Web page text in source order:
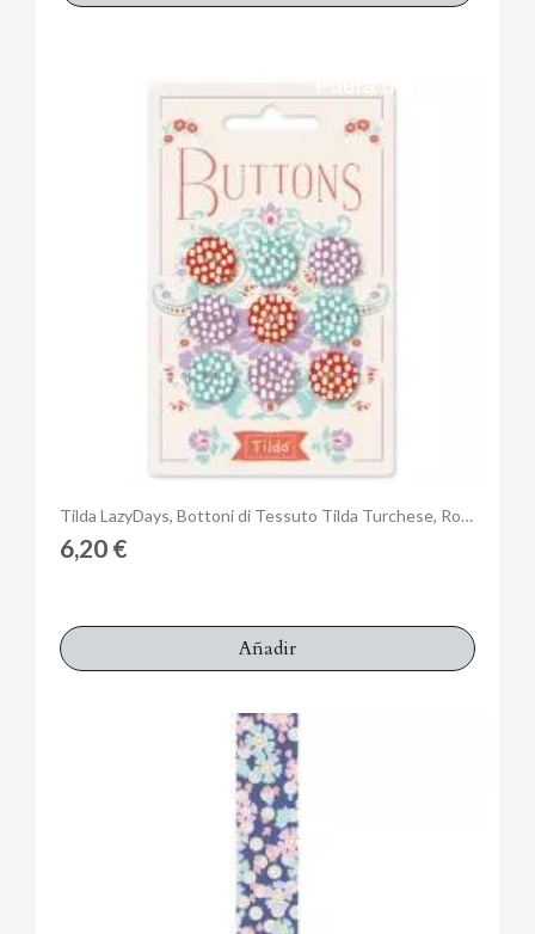
Anteprima
Fuera de stock
Tilda LazyDays, Bottoni di Tessuto Tilda Turchese, Rosso e Viola, 9 bottoni da 15 mm
6,20 €
Añadir